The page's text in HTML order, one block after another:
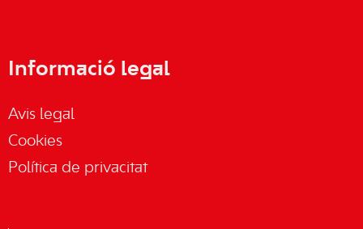
Informació legal
Avis legal
Cookies
Política de privacitat